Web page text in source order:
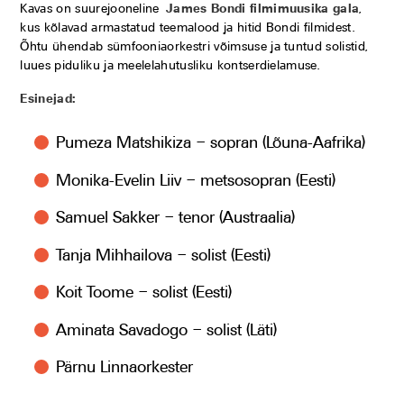
Kavas on suurejoonelineJames Bondi filmimuusika gala
kus kõlavad armastatud teemalood ja hitid Bondi filmidest.
Õhtu ühendab sümfooniaorkestri võimsuse ja tuntud solistid,
luues piduliku ja meelelahutusliku kontserdielamuse.
Esinejad:
Pumeza Matshikiza – sopran (Lõuna-Aafrika)
Monika-Evelin Liiv – metsosopran (Eesti)
Samuel Sakker – tenor (Austraalia)
Tanja Mihhailova – solist (Eesti)
Koit Toome – solist (Eesti)
Aminata Savadogo – solist (Läti)
Pärnu Linnaorkester